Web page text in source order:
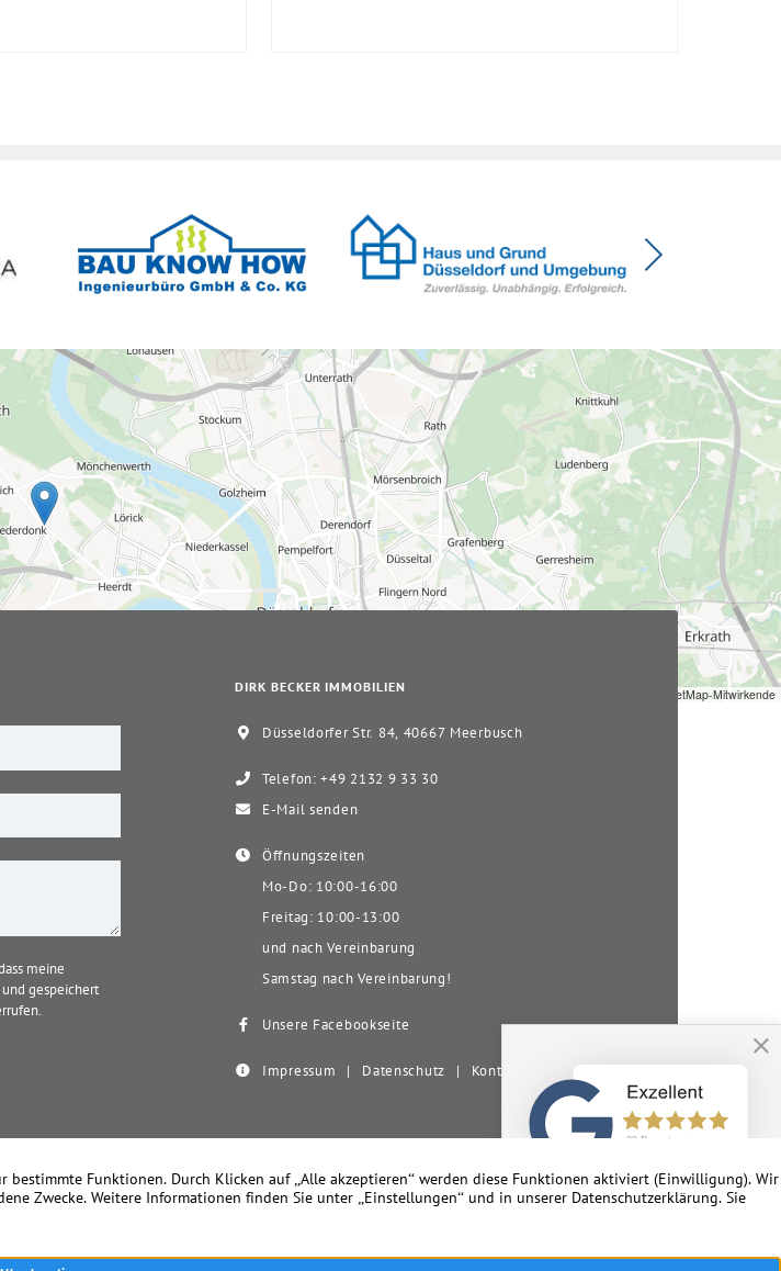
© OpenStreetMap-Mitwirkende
meine
gespeichert
DIRK BECKER IMMOBILIEN
Düsseldorfer Str. 84, 40667 Meerbusch
Telefon: +49 2132 9 33 30
E-Mail senden
Öffnungszeiten
Mo-Do: 10:00-16:00
Freitag: 10:00-13:00
und nach Vereinbarung
Samstag nach Vereinbarung!
Unsere Facebookseite
Impressum | Datenschutz | Kontakt